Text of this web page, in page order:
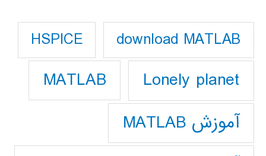
download MATLAB
HSPICE
Lonely planet
MATLAB
آموزش MATLAB